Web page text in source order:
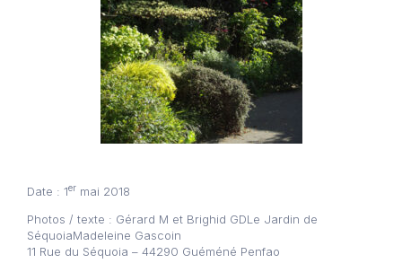
Date : 1er mai 2018
Photos / texte : Gérard M et Brighid GDLe Jardin de
SéquoiaMadeleine Gascoin
11 Rue du Séquoia – 44290 Guéméné Penfao